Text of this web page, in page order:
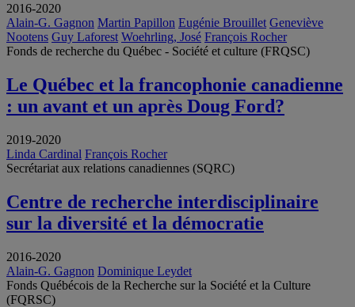
2016-2020
Alain-G. Gagnon Martin Papillon Eugénie Brouillet Geneviève
Nootens Guy Laforest Woehrling, José François Rocher
Fonds de recherche du Québec - Société et culture (FRQSC)
Le Québec et la francophonie canadienne
: un avant et un après Doug Ford?
2019-2020
Linda Cardinal François Rocher
Secrétariat aux relations canadiennes (SQRC)
Centre de recherche interdisciplinaire
sur la diversité et la démocratie
2016-2020
Alain-G. Gagnon Dominique Leydet
Fonds Québécois de la Recherche sur la Société et la Culture
(FQRSC)